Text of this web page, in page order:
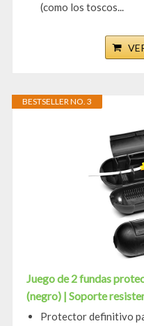
(como los toscos...
BESTSELLER NO. 3
Juego de 2 fundas
(negro) | Soporte
Protector definitivo